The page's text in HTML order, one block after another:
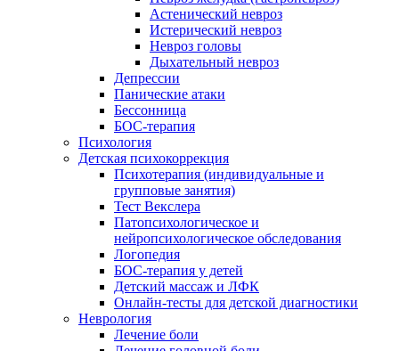
Астенический невроз
Истерический невроз
Невроз головы
Дыхательный невроз
Депрессии
Панические атаки
Бессонница
БОС-терапия
Психология
Детская психокоррекция
Психотерапия (индивидуальные и
групповые занятия)
Тест Векслера
Патопсихологическое и
нейропсихологическое обследования
Логопедия
БОС-терапия у детей
Детский массаж и ЛФК
Онлайн-тесты для детской диагностики
Неврология
Лечение боли